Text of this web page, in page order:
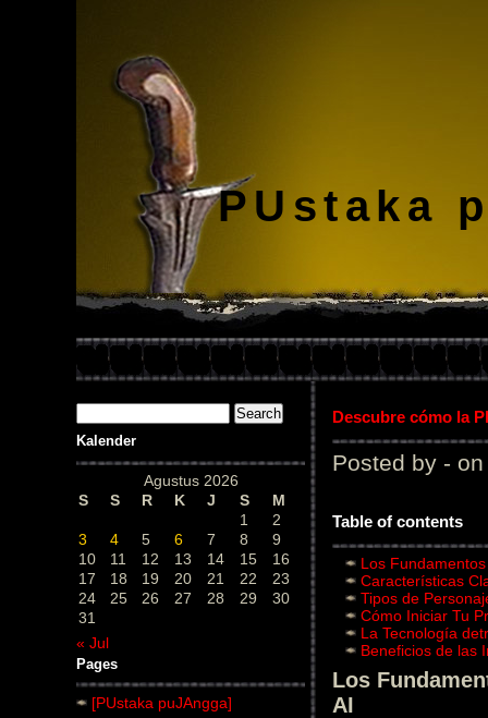
PUstaka
Kalender
Agustus 2026
S
S R K J S
M
1
2
3
4 5 6 7 8
9
10
11 12 13 14 15
16
17
18 19 20 21 22
23
24
25 26 27 28 29
30
31
« Jul
Pages
[PUstaka puJAngga]
Descubre cómo la
Posted by - on
Table of contents
Los
Características
Tipos de
Cómo Iniciar Tu
La Tecnología
Beneficios de las
Los
AI